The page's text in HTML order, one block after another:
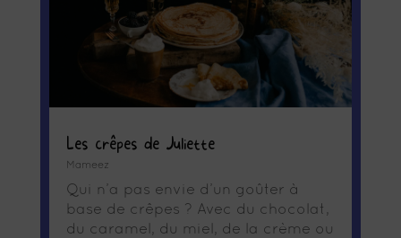
Les crêpes de Juliette
Mameez
Qui n’a pas envie d’un goûter à
base de crêpes ? Avec du chocolat,
du caramel, du miel, de la crème ou